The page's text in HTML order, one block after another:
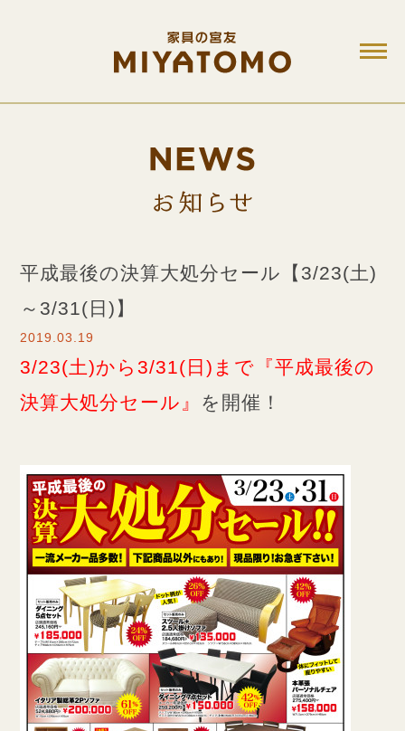
平成最後の決算大処分セール【3/23(土)
～3/31(日)】
2019.03.19
3/23(土)から3/31(日)まで 『平成最後の
決算大処分セール』 を開催！